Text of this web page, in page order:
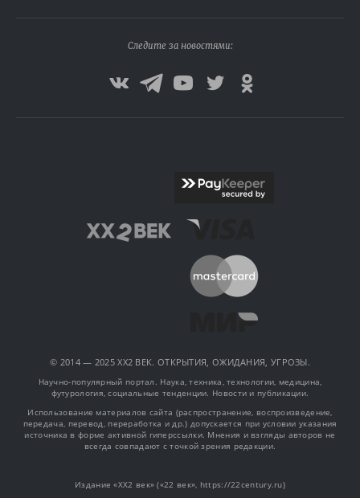
Следите за новостями:
© 2014 — 2025 XX2 ВЕК. ОТКРЫТИЯ, ОЖИДАНИЯ, УГРОЗЫ.
Научно-популярный портал. Наука, техника, технологии, медицина,
футурология, социальные тенденции. Новости и публикации.
Использование материалов сайта (распространение, воспроизведение,
передача, перевод, переработка и др.) допускается при условии указания
источника в форме активной гиперссылки. Мнения и взгляды авторов не
всегда совпадают с точкой зрения редакции.
Издание «XX2 век» («22 век», https://22century.ru)